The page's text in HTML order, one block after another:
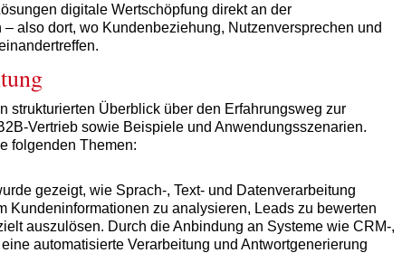
digitale Wertschöpfung direkt an der
also dort, wo Kundenbeziehung, Nutzenversprechen und
strukturierten Überblick über den Erfahrungsweg zur
Vertrieb sowie Beispiele und Anwendungsszenarien.
folgenden Themen:
gezeigt, wie Sprach-, Text- und Datenverarbeitung
Kundeninformationen zu analysieren, Leads zu bewerten
auszulösen. Durch die Anbindung an Systeme wie CRM-,
automatisierte Verarbeitung und Antwortgenerierung